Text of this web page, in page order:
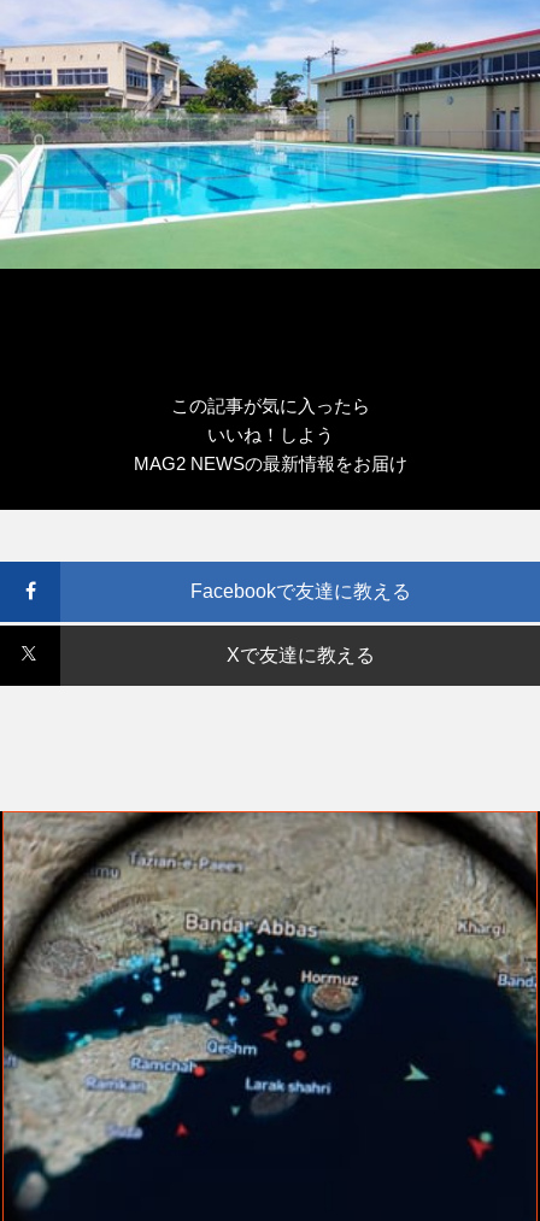
この記事が気に入ったら
いいね！しよう
MAG2 NEWSの最新情報をお届け
Facebookで友達に教える
Xで友達に教える